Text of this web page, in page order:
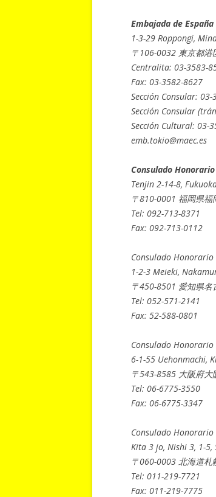
Embajada de España
1-3-29 Roppongi,
〒106-0032 東京都
Centralita: 03-3583-
Fax: 03-3582-8627
Sección Consular:
Sección Consular
Sección Cultural: 03-
emb.tokio@maec.es
Consulado
Tenjin 2-14-8,
〒810-0001 福岡県
Tel: 092-713-8371
Fax: 092-713-0112
Consulado Honorario
1-2-3 Meieki,
〒450-8501 愛知県
Tel: 052-571-2141
Fax: 52-588-0801
Consulado Honorario
6-1-55 Uehonmachi,
〒543-8585 大阪府
Tel: 06-6775-3550
Fax: 06-6775-3347
Consulado Honorario
Kita 3 jo, Nishi 3, 1-5,
〒060-0003 北海道
Tel: 011-219-7721
Fax: 011-219-7775